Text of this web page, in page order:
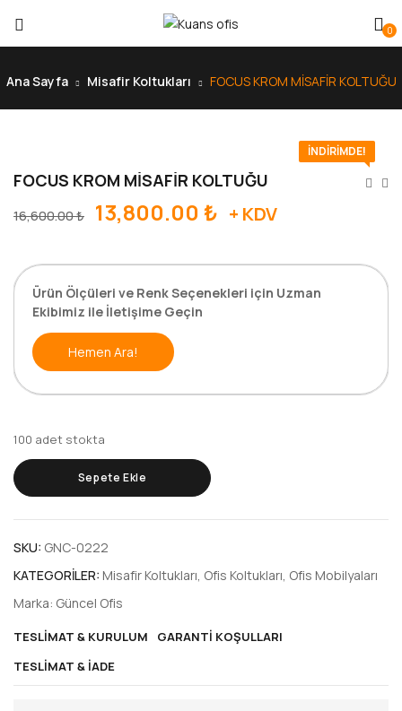
0
Ana Sayfa Misafir Koltukları FOCUS KROM MİSAFİR KOLTUĞU
İNDIRIMDE!
FOCUS KROM MİSAFİR KOLTUĞU
16,600.00₺ 13,800.00 ₺ + KDV
Ürün Ölçüleri ve Renk Seçenekleri için Uzman
Ekibimiz ile İletişime Geçin
Hemen Ara!
100 adet stokta
Sepete Ekle
SKU: GNC-0222
KATEGORILER: Misafir Koltukları, Ofis Koltukları, Ofis Mobilyaları
Marka: Güncel Ofis
TESLIMAT & KURULUM
GARANTI KOŞULLARI
TESLIMAT & İADE